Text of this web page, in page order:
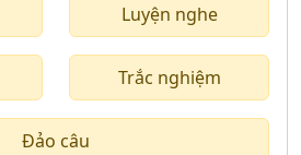
Luyện nghe
Trắc nghiệm
Đảo câu